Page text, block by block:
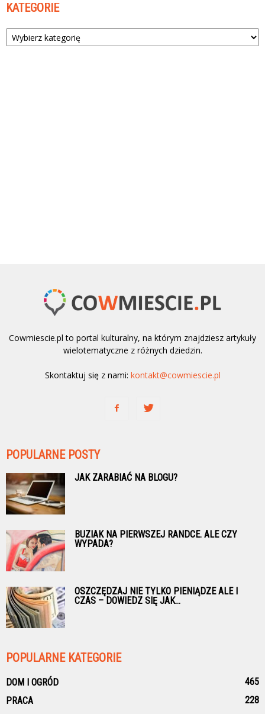
KATEGORIE
Kategorie
Cowmiescie.pl to portal kulturalny, na którym znajdziesz artykuły
wielotematyczne z różnych dziedzin.
Skontaktuj się z nami: kontakt@cowmiescie.pl
POPULARNE POSTY
JAK ZARABIAĆ NA BLOGU?
BUZIAK NA PIERWSZEJ RANDCE. ALE CZY
WYPADA?
OSZCZĘDZAJ NIE TYLKO PIENIĄDZE ALE I
CZAS – DOWIEDZ SIĘ JAK...
POPULARNE KATEGORIE
DOM I OGRÓD
465
PRACA
228